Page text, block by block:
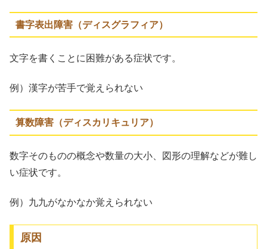
書字表出障害（ディスグラフィア）
文字を書くことに困難がある症状です。
例）漢字が苦手で覚えられない
算数障害（ディスカリキュリア）
数字そのものの概念や数量の大小、図形の理解などが難し
い症状です。
例）九九がなかなか覚えられない
原因